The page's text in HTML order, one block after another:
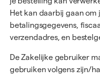
Het kan daarbij gaan om
betalingsgegevens,
verzendadres, en
De Zakelijke gebruiker
gebruiken volgens zijn/